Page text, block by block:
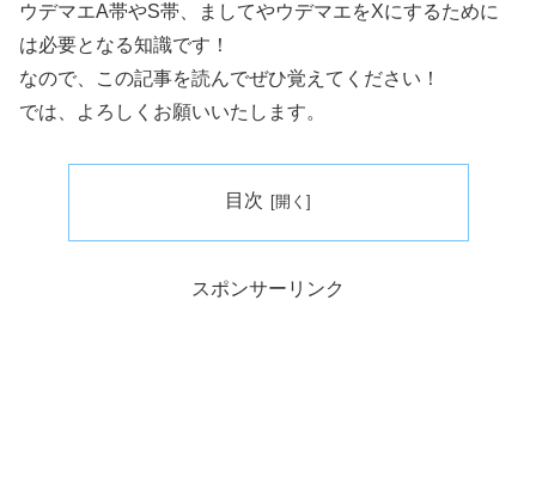
ウデマエA帯やS帯、ましてやウデマエをXにするために
は必要となる知識です！
なので、この記事を読んでぜひ覚えてください！
では、よろしくお願いいたします。
目次
スポンサーリンク